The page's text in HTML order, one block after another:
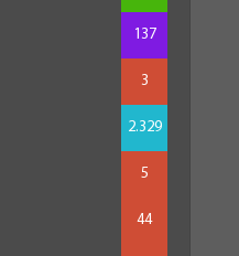
137
3
2.329
5
44